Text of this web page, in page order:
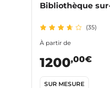
Bibliothèque
(35)
À partir de
1200,00€
SUR MESURE